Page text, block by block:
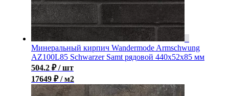
Минеральный кирпич Wandermode Armschwung
AZ100L85 Schwarzer Samt рядовой 440x52x85 мм
504.2 ₽ / шт
17649 ₽ / м2